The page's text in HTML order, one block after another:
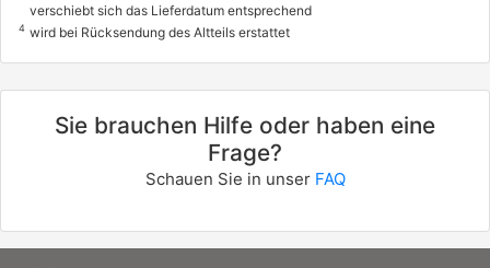
verschiebt sich das Lieferdatum entsprechend
4 wird bei Rücksendung des Altteils erstattet
Sie brauchen Hilfe oder haben eine
Frage?
Schauen Sie in unser FAQ